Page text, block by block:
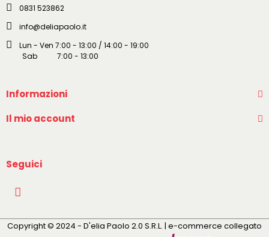
0831 523862
info@deliapaolo.it
Lun - Ven 7:00 - 13:00 / 14:00 - 19:00
Sab 7:00 - 13:00
Informazioni
Il mio account
Seguici
Copyright © 2024 - D'elia Paolo 2.0 S.R.L. | e-commerce collegato